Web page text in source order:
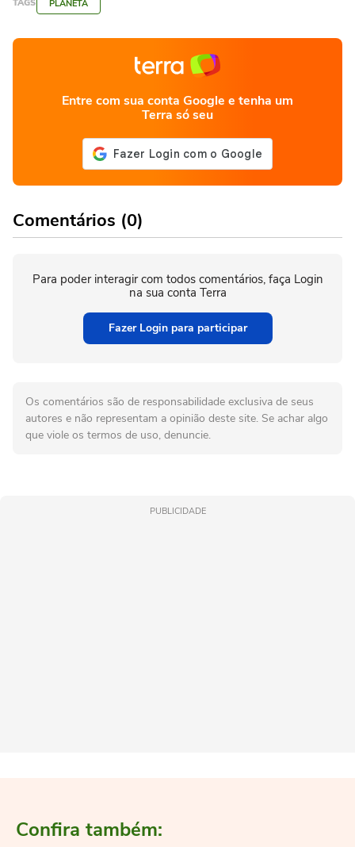
TAGS PLANETA
Entre com sua conta Google e tenha um
Terra só seu
Comentários (0)
Para poder interagir com todos comentários, faça Login
na sua conta Terra
Fazer Login para participar
Os comentários são de responsabilidade exclusiva de seus
autores e não representam a opinião deste site. Se achar algo
que viole os termos de uso, denuncie.
PUBLICIDADE
Confira também: